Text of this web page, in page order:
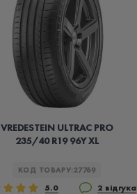
VREDESTEIN ULTRAC PRO
235/40 R19 96Y XL
КОД ТОВАРУ:27769
5.0 2 відгука